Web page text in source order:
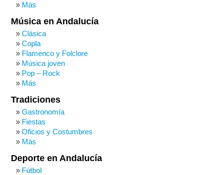
Más
Música en Andalucía
Clásica
Copla
Flamenco y Folclore
Música joven
Pop – Rock
Más
Tradiciones
Gastronomía
Fiestas
Oficios y Costumbres
Más
Deporte en Andalucía
Fútbol